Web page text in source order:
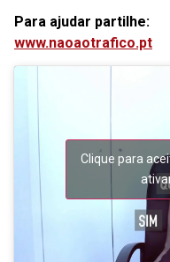
Para ajudar partilhe:
www.naoaotrafico.pt
Clique para